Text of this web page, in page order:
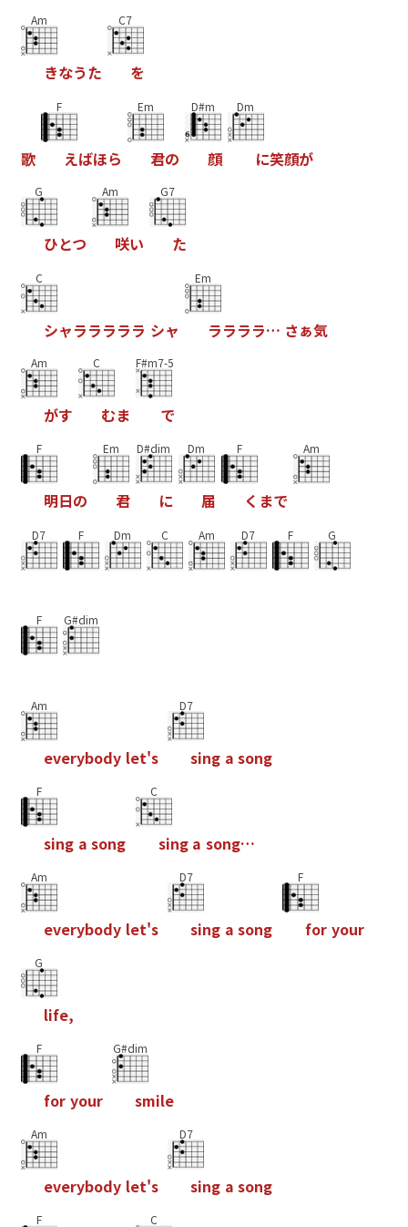
Am
きなうた
C7
を
歌
F
えばほら
Em
君の
D#m
顔
Dm
に笑顔が
G
ひとつ
Am
咲い
G7
た
C
シャラララララ シャ
Em
ララララ… さぁ気
Am
がす
C
むま
F#m7-5
で
F
明日の
Em
君
D#dim
に
Dm
届
F
く まで
Am
D7 F Dm C Am D7 F G
F G#dim
Am
everybody let's
D7
sing a song
F
sing a song
C
sing a song…
Am
everybody let's
D7
sing a song
F
for your
G
life,
F
for your
G#dim
smile
Am
everybody let's
D7
sing a song
F C